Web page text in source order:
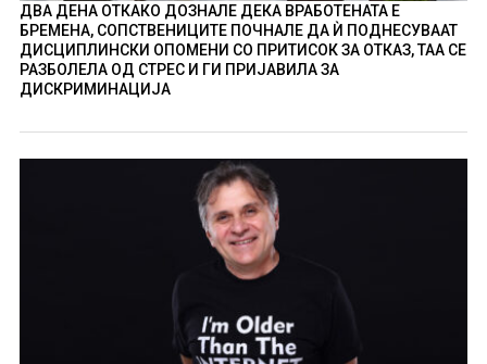
ДВА ДЕНА ОТКАКО ДОЗНАЛЕ ДЕКА ВРАБОТЕНАТА Е
БРЕМЕНА, СОПСТВЕНИЦИТЕ ПОЧНАЛЕ ДА Ѝ ПОДНЕСУВААТ
ДИСЦИПЛИНСКИ ОПОМЕНИ СО ПРИТИСОК ЗА ОТКАЗ, ТАА СЕ
РАЗБОЛЕЛА ОД СТРЕС И ГИ ПРИЈАВИЛА ЗА
ДИСКРИМИНАЦИЈА